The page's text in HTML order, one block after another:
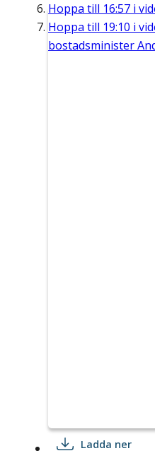
Hoppa till 16:57 i
Hoppa till 19:10 i
bostadsminister
Ladda ner